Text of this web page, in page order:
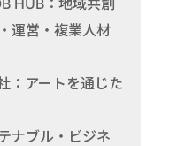
HUB：地域共創
運営・複業人材
：アートを通じた
ナブル・ビジネ